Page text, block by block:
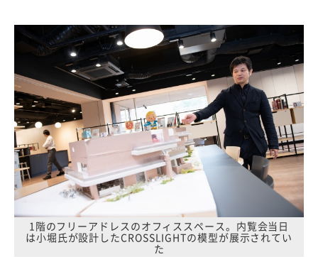
1階のフリーアドレスのオフィススペース。内覧会当日
は小堀氏が設計したCROSSLIGHTの模型が展示されてい
た